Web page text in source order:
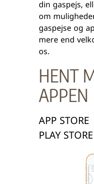
din gaspejs,
om
gaspejse og
mere end
os.
HENT
APPEN
APP STORE
PLAY STORE